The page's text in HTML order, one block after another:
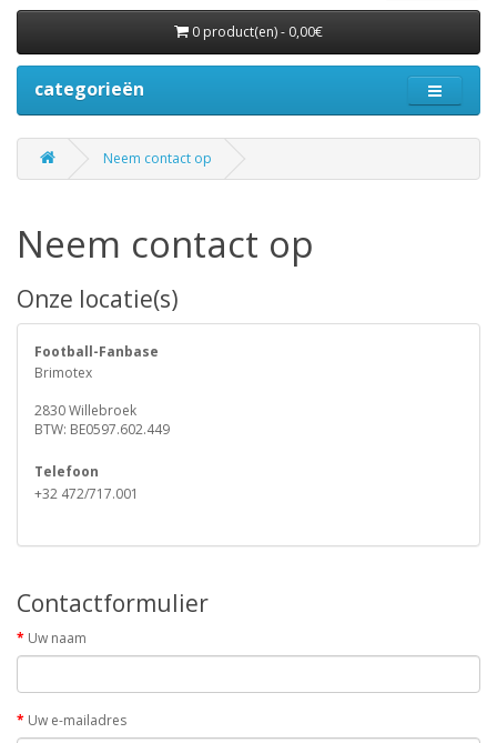
0 product(en) - 0,00€
categorieën
Neem contact op
Neem contact op
Onze locatie(s)
Football-Fanbase
Brimotex
2830 Willebroek
BTW: BE0597.602.449
Telefoon
+32 472/717.001
Contactformulier
Uw naam
Uw e-mailadres